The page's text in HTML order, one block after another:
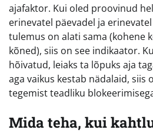
ajafaktor. Kui oled proovinud
erinevatel päevadel ja
tulemus on alati sama (kohene
kõned), siis on see indikaator.
hõivatud, leiaks ta lõpuks aja
aga vaikus kestab nädalaid, siis
tegemist teadliku
Mida teha, kui